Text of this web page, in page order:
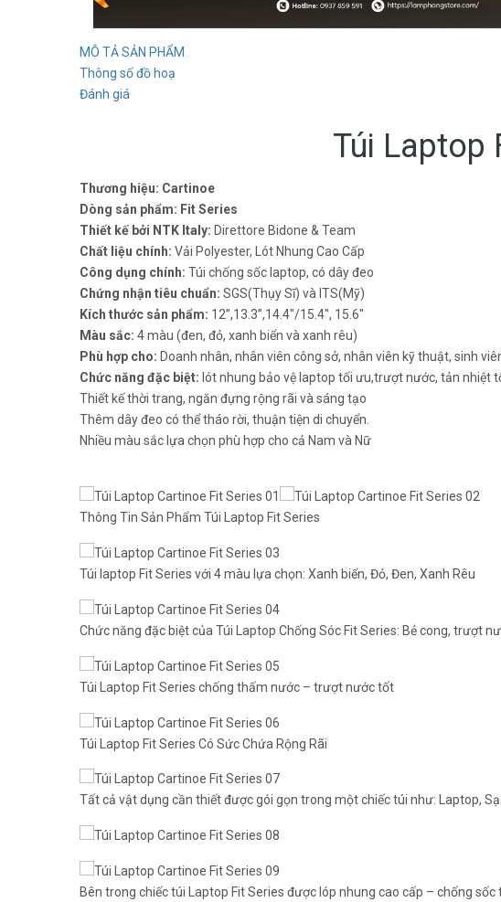
MÔ TẢ SẢN PHẨM
Thông số đồ hoạ
Đánh giá
Túi Laptop
Thương hiệu: Cartinoe
Dòng sản phẩm: Fit Series
Thiết kế bởi NTK Italy: Direttore Bidone & Team
Chất liệu chính: Vải Polyester, Lót Nhung Cao Cấp
Công dụng chính: Túi chống sốc laptop, có dây đeo
Chứng nhận tiêu chuẩn: SGS(Thụy Sĩ) và ITS(Mỹ)
Kích thước sản phẩm: 12”,13.3”,14.4″/15.4″, 15.6″
Màu sắc: 4 màu (đen, đỏ, xanh biển và xanh rêu)
Phù hợp cho: Doanh nhân, nhân viên công sở, nhân viên kỹ thuật, sinh
Chức năng đặc biệt: lót nhung bảo vệ laptop tối ưu,trượt nước, tản nhiệt
Thiết kế thời trang, ngăn đựng rộng rãi và sáng tạo
Thêm dây đeo có thể tháo rời, thuận tiện di chuyển.
Nhiều màu sắc lựa chọn phù hợp cho cả Nam và Nữ
Thông Tin Sản Phẩm Túi Laptop Fit Series
Túi laptop Fit Series với 4 màu lựa chọn: Xanh biển, Đỏ, Đen, Xanh Rêu
Chức năng đặc biệt của Túi Laptop Chống Sóc Fit Series: Bẻ cong, trượt
Túi Laptop Fit Series chống thấm nước – trượt nước tốt
Túi Laptop Fit Series Có Sức Chứa Rộng Rãi
Tất cả vật dụng cần thiết được gói gọn trong một chiếc túi như: Laptop,
Bên trong chiếc túi Laptop Fit Series được lóp nhung cao cấp – chống sốc